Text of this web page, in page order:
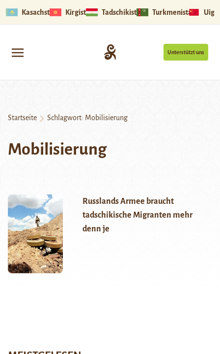
Kasachstan Kirgistan Tadschikistan Turkmenistan
Unterstützt uns
Startseite Schlagwort: Mobilisierung
Mobilisierung
Russlands Armee braucht
tadschikische Migranten mehr
denn je